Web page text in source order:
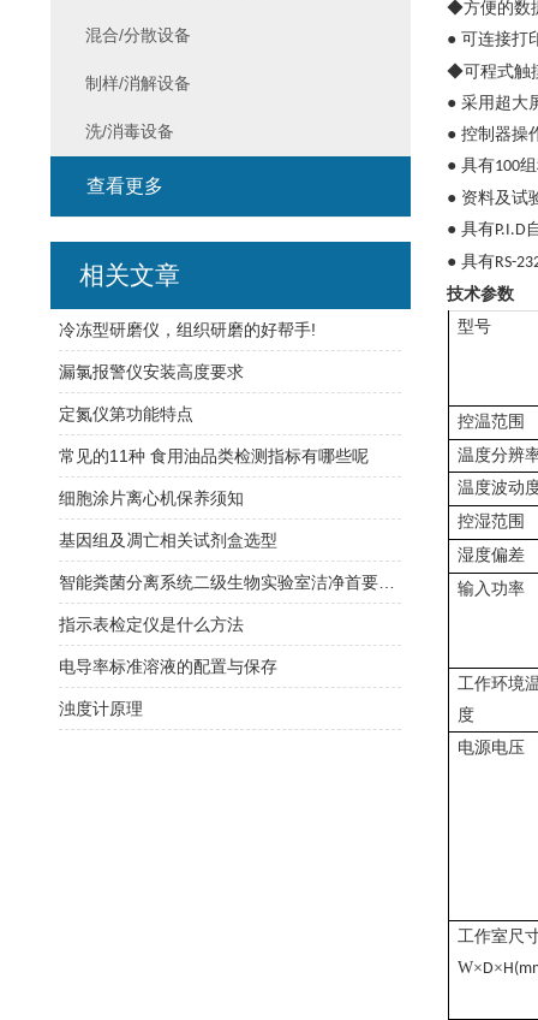
◆方便的数
● 可连接打
◆可程式触
● 采用超大
● 控制器操
● 具有100
● 资料及试
● 具有P.I.D
● 具有RS-
技术参数
型号
控温范围
温度分辨
温度波动
控湿范围
湿度偏差
输入功率
工作环境
度
电源电压
工作室尺
W×D×
混合/分散设备
制样/消解设备
洗/消毒设备
查看更多
相关文章
冷冻型研磨仪，组织研磨的好帮手!
漏氯报警仪安装高度要求
定氮仪第功能特点
常见的11种 食用油品类检测指标有哪些呢
细胞涂片离心机保养须知
基因组及凋亡相关试剂盒选型
指示表检定仪是什么方法
电导率标准溶液的配置与保存
浊度计原理